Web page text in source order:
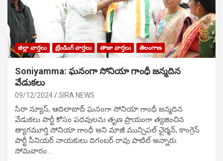
జిల్లా వార్తలు ట్రేండింగ్ వార్తలు తాజా వార్తలు తెలంగాణ
Soniyamma: ఘ‌నంగా సోనియా గాంధీ జ‌న్మ‌దిన
వేడుక‌లు
09/12/2024 SIRA NEWS
సిరా న్యూస్, ఆదిలాబాద్ ఘ‌నంగా సోనియా గాంధీ జ‌న్మ‌దిన
వేడుక‌లు పార్టీ కోసం ప‌ద‌వుల‌ను తృణ ప్రాయంగా త్య‌జించిన
త్యాగమూర్తి సోనియా గాంధీ అని మాజీ మున్సిప‌ల్ చైర్మ‌న్, కాంగ్రెస్
పార్టీ సీనియ‌ర్ నాయ‌కులు దిగంబ‌ర్ రావు పాటిల్ అన్నారు.
సోమవారం…